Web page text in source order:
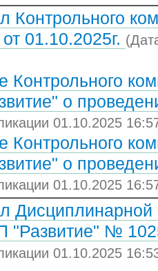
Контрольного
01.10.2025г.
Контрольного
о
01.10.2025
Контрольного
о
01.10.2025
№
01.10.2025